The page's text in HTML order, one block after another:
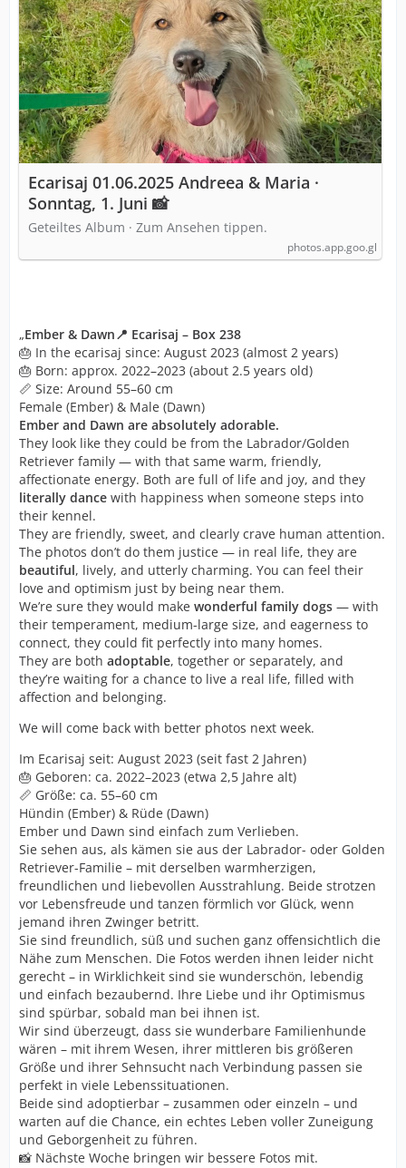
Ecarisaj 01.06.2025 Andreea & Maria ·
Sonntag, 1. Juni 📸
Geteiltes Album · Zum Ansehen tippen.
photos.app.goo.gl
„Ember & Dawn📍 Ecarisaj – Box 238
🎂 In the ecarisaj since: August 2023 (almost 2 years)
🎂 Born: approx. 2022–2023 (about 2.5 years old)
📏 Size: Around 55–60 cm
Female (Ember) & Male (Dawn)
Ember and Dawn are absolutely adorable.
They look like they could be from the Labrador/Golden
Retriever family — with that same warm, friendly,
affectionate energy. Both are full of life and joy, and they
literally dance with happiness when someone steps into
their kennel.
They are friendly, sweet, and clearly crave human attention.
The photos don’t do them justice — in real life, they are
beautiful, lively, and utterly charming. You can feel their
love and optimism just by being near them.
We’re sure they would make wonderful family dogs — with
their temperament, medium-large size, and eagerness to
connect, they could fit perfectly into many homes.
They are both adoptable, together or separately, and
they’re waiting for a chance to live a real life, filled with
affection and belonging.
We will come back with better photos next week.
Im Ecarisaj seit: August 2023 (seit fast 2 Jahren)
🎂 Geboren: ca. 2022–2023 (etwa 2,5 Jahre alt)
📏 Größe: ca. 55–60 cm
Hündin (Ember) & Rüde (Dawn)
Ember und Dawn sind einfach zum Verlieben.
Sie sehen aus, als kämen sie aus der Labrador- oder Golden
Retriever-Familie – mit derselben warmherzigen,
freundlichen und liebevollen Ausstrahlung. Beide strotzen
vor Lebensfreude und tanzen förmlich vor Glück, wenn
jemand ihren Zwinger betritt.
Sie sind freundlich, süß und suchen ganz offensichtlich die
Nähe zum Menschen. Die Fotos werden ihnen leider nicht
gerecht – in Wirklichkeit sind sie wunderschön, lebendig
und einfach bezaubernd. Ihre Liebe und ihr Optimismus
sind spürbar, sobald man bei ihnen ist.
Wir sind überzeugt, dass sie wunderbare Familienhunde
wären – mit ihrem Wesen, ihrer mittleren bis größeren
Größe und ihrer Sehnsucht nach Verbindung passen sie
perfekt in viele Lebenssituationen.
Beide sind adoptierbar – zusammen oder einzeln – und
warten auf die Chance, ein echtes Leben voller Zuneigung
und Geborgenheit zu führen.
📸 Nächste Woche bringen wir bessere Fotos mit.